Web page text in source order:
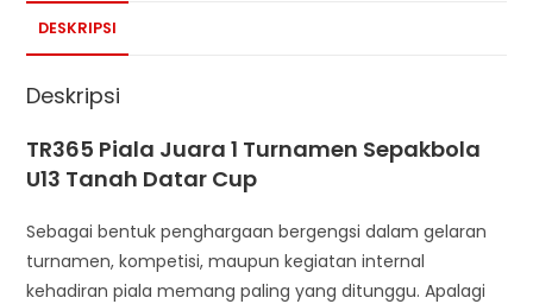
DESKRIPSI
Deskripsi
TR365 Piala Juara 1 Turnamen Sepakbola
U13 Tanah Datar Cup
Sebagai bentuk penghargaan bergengsi dalam gelaran
turnamen, kompetisi, maupun kegiatan internal
kehadiran piala memang paling yang ditunggu. Apalagi